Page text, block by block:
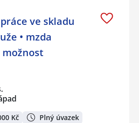
ve skladu
• mzda
možnost
Kč
Plný úvazek